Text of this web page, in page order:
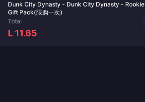
Dunk City Dynasty - Dunk City Dynasty - Rookie
Gift Pack(限购一次)
Total
L 11.65